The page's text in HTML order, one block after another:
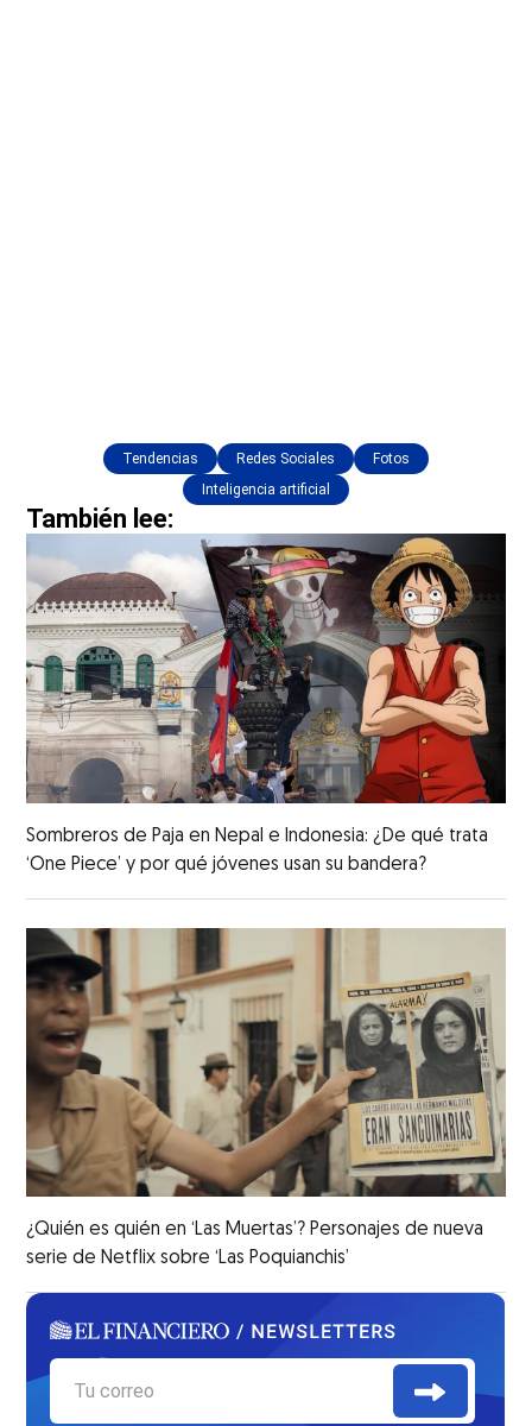
Tendencias Redes Sociales
Fotos
Inteligencia artificial
También lee:
Sombreros de Paja en Nepal e Indonesia: ¿De qué trata
‘One Piece’ y por qué jóvenes usan su bandera?
¿Quién es quién en ‘Las Muertas’? Personajes de nueva
serie de Netflix sobre ‘Las Poquianchis’